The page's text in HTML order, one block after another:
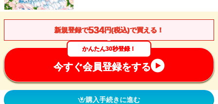
新規登録で534円(税込)で買える！
かんたん30秒登録！
今すぐ会員登録をする
購入手続きに進む